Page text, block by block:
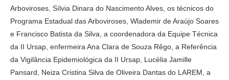
Arboviroses, Sílvia Dinara do Nascimento Alves, os técnicos do
Programa Estadual das Arboviroses, Wlademir de Araújo Soares
e Francisco Batista da Silva, a coordenadora da Equipe Técnica
da II Ursap, enfermeira Ana Clara de Souza Rêgo, a Referência
da Vigilância Epidemiológica da II Ursap, Lucélia Jamille
Pansard, Neiza Cristina Silva de Oliveira Dantas do LAREM, a